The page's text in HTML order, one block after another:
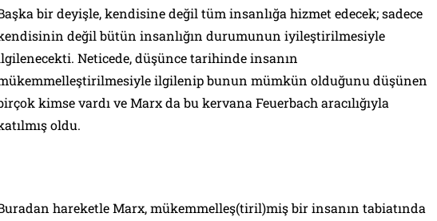
bir deyişle, kendisine değil tüm insanlığa hizmet edecek; sadece
değil bütün insanlığın durumunun iyileştirilmesiyle
Neticede, düşünce tarihinde insanın
ilgilenip bunun mümkün olduğunu düşünen
kimse vardı ve Marx da bu kervana Feuerbach aracılığıyla
oldu.
hareketle Marx, mükemmelleş(tiril)miş bir insanın tabiatında